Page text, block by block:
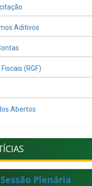
Aditivos
(RGF)
Abertos
Sessão Plenária